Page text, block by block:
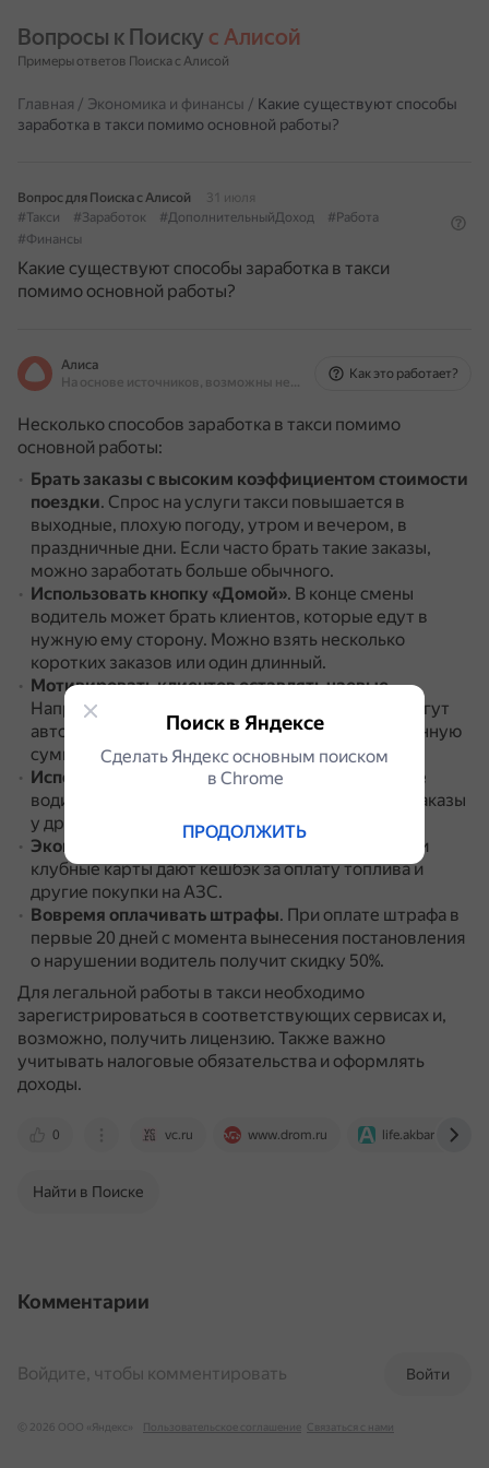
Вопросы к Поиску с Алисой
Примеры ответов Поиска с Алисой
Главная / Экономика и финансы / Какие существуют способы
заработка в такси помимо основной работы?
Вопрос для Поиска с Алисой
31 июля
#Такси
#Заработок #ДополнительныйДоход
#Работа
#Финансы
Какие существуют способы заработка в такси
помимо основной работы?
Алиса
На основе источников, возможны неточности
Как это работает?
Несколько способов заработка в такси помимо
основной работы:
Брать заказы с высоким коэффициентом стоимости
поездки. Спрос на услуги такси повышается в
выходные, плохую погоду, утром и вечером, в
праздничные дни. Если часто брать такие заказы,
можно заработать больше обычного.
Использовать кнопку «Домой». В конце смены
водитель может брать клиентов, которые едут в
нужную ему сторону. Можно взять несколько
коротких заказов или один длинный.
Мотивировать клиентов оставлять чаевые.
Например, в приложении ЯндексGo клиенты могут
автоматически оставлять таксистам фиксированную
сумму чаевых.
Использовать несколько агрегаторов
Опытные
водители, возвращаясь домой со смены, ищут заказы
у других агрегаторов.
Экономить на топливе. Некоторые банковские и
клубные карты дают кешбэк за оплату топлива и
другие покупки на АЗС.
Вовремя оплачивать штрафы. При оплате штрафа в
первые 20 дней с момента вынесения постановления
о нарушении водитель получит скидку 50%.
Для легальной работы в такси необходимо
зарегистрироваться в соответствующих сервисах и,
возможно, получить лицензию. Также важно
учитывать налоговые обязательства и оформлять
доходы.
0 vc.ru www.drom.ru life.akbars.ru
Найти в Поиске
Комментарии
Войти
Войдите, чтобы комментировать
© 2026 ООО «Яндекс» Пользовательское соглашение Связаться с нами
Поиск в Яндексе
Сделать Яндекс основным поиском
в Сhrome
ПРОДОЛЖИТЬ